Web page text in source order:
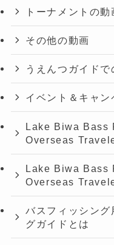
トーナメントの動
その他の動画
うえんつガイド
イベント＆キャン
Lake Biwa Bass
Overseas
Lake Biwa Bass
Overseas
バスフィッシン
グガイドとは